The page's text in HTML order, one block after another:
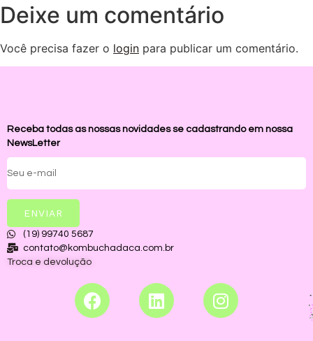
Deixe um comentário
Você precisa fazer o login para publicar um comentário.
Receba todas as nossas novidades se cadastrando em nossa
NewsLetter
ENVIAR
(19) 99740 5687
contato@kombuchadaca.com.br
Troca e devolução